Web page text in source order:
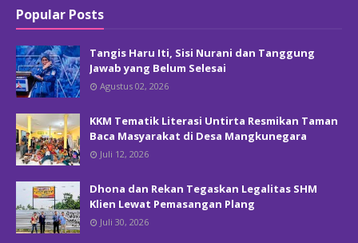
Popular Posts
Tangis Haru Iti, Sisi Nurani dan Tanggung
Jawab yang Belum Selesai
Agustus 02, 2026
KKM Tematik Literasi Untirta Resmikan Taman
Baca Masyarakat di Desa Mangkunegara
Juli 12, 2026
Dhona dan Rekan Tegaskan Legalitas SHM
Klien Lewat Pemasangan Plang
Juli 30, 2026